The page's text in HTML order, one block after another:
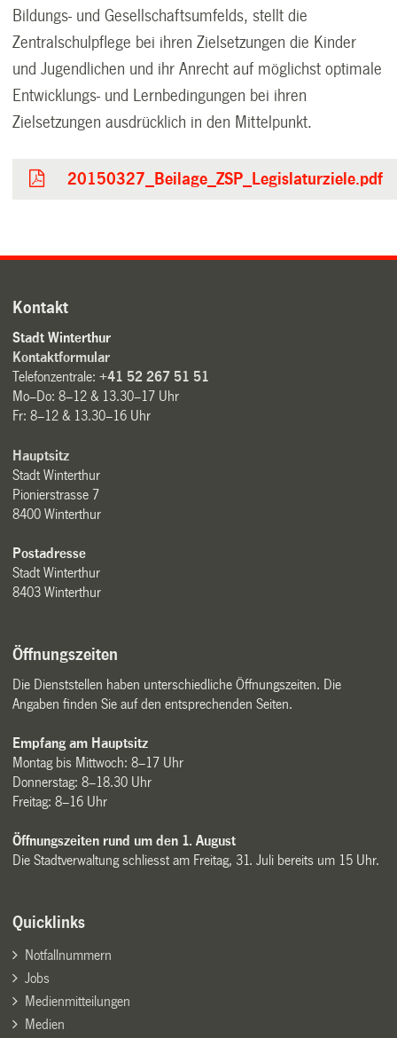
Bildungs- und Gesellschaftsumfelds, stellt die
Zentralschulpflege bei ihren Zielsetzungen die Kinder
und Jugendlichen und ihr Anrecht auf möglichst optimale
Entwicklungs- und Lernbedingungen bei ihren
Zielsetzungen ausdrücklich in den Mittelpunkt.
20150327_Beilage_ZSP_Legislaturziele.pdf
Kontakt
Stadt Winterthur
Kontaktformular
Telefonzentrale:+41 52 267 51 51
Mo–Do: 8–12 & 13.30–17 Uhr
Fr: 8–12 & 13.30–16 Uhr
Hauptsitz
Stadt Winterthur
Pionierstrasse 7
8400 Winterthur
Postadresse
Stadt Winterthur
8403 Winterthur
Öffnungszeiten
Die Dienststellen haben unterschiedliche Öffnungszeiten. Die
Angaben finden Sie auf den entsprechenden Seiten.
Empfang am Hauptsitz
Montag bis Mittwoch: 8–17 Uhr
Donnerstag: 8–18.30 Uhr
Freitag: 8–16 Uhr
Öffnungszeiten rund um den 1. August
Die Stadtverwaltung schliesst am Freitag, 31. Juli bereits um 15 Uhr.
Quicklinks
Notfallnummern
Jobs
Medienmitteilungen
Medien